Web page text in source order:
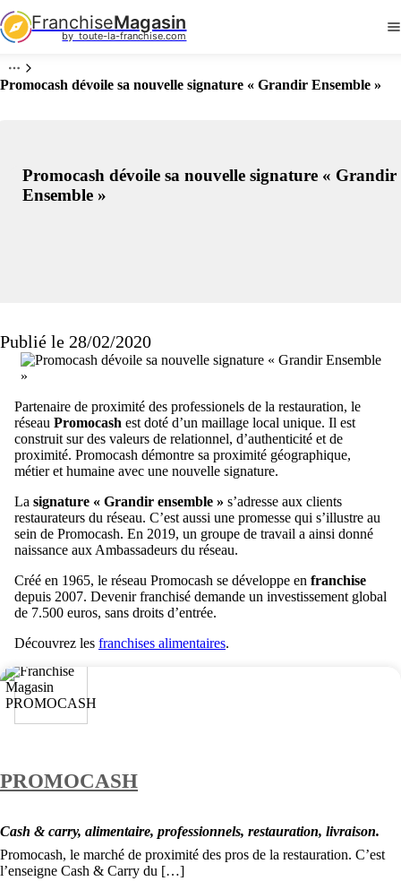
FranchiseMagasin
by  toute-la-franchise.com
Promocash dévoile sa nouvelle signature « Grandir Ensemble »
Promocash dévoile sa nouvelle signature « Grandir
Ensemble »
Publié le 28/02/2020
Partenaire de proximité des professionels de la restauration, le
réseau Promocash est doté d’un maillage local unique. Il est
construit sur des valeurs de relationnel, d’authenticité et de
proximité. Promocash démontre sa proximité géographique,
métier et humaine avec une nouvelle signature.
La signature « Grandir ensemble » s’adresse aux clients
restaurateurs du réseau. C’est aussi une promesse qui s’illustre au
sein de Promocash. En 2019, un groupe de travail a ainsi donné
naissance aux Ambassadeurs du réseau.
Créé en 1965, le réseau Promocash se développe en franchise
depuis 2007. Devenir franchisé demande un investissement global
de 7.500 euros, sans droits d’entrée.
Découvrez les franchises alimentaires.
PROMOCASH
Cash & carry, alimentaire, professionnels, restauration, livraison.
Promocash, le marché de proximité des pros de la restauration. C’est
l’enseigne Cash & Carry du […]